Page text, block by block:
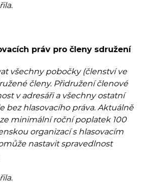
práv pro členy sdružení
všechny pobočky (členství ve
členy. Přidružení členové
v adresáři a všechny ostatní
bez hlasovacího práva. Aktuálně
minimální roční poplatek 100
organizací s hlasovacím
nastavit spravedlnost